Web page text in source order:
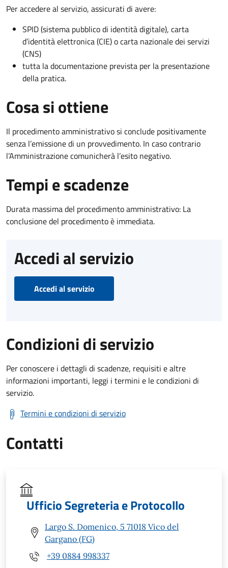
Per accedere al servizio, assicurati di avere:
SPID (sistema pubblico di identità digitale), carta
d’identità elettronica (CIE) o carta nazionale dei servizi
(CNS)
tutta la documentazione prevista per la presentazione
della pratica.
Cosa si ottiene
Il procedimento amministrativo si conclude positivamente
senza l’emissione di un provvedimento. In caso contrario
l’Amministrazione comunicherà l’esito negativo.
Tempi e scadenze
Durata massima del procedimento amministrativo: La
conclusione del procedimento è immediata.
Accedi al servizio
Accedi al servizio
Condizioni di servizio
Per conoscere i dettagli di scadenze, requisiti e altre
informazioni importanti, leggi i termini e le condizioni di
servizio.
Termini e condizioni di servizio
Contatti
Ufficio Segreteria e Protocollo
Largo S. Domenico, 5 71018 Vico del
Gargano (FG)
+39 0884 998337